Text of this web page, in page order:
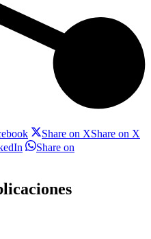
Share on XShare on X
Share on